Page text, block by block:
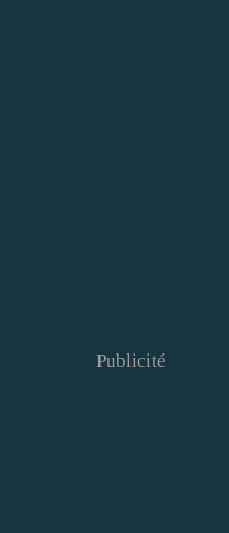
Publicité